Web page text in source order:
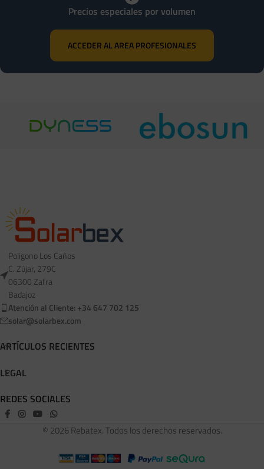
Precios especiales por volumen
ACCEDER AL AREA PROFESIONALES
Poligono Los Caños
C. Zújar, 279C
06300 Zafra
Badajoz
Atención al Cliente: +34 647 702 125
solar@solarbex.com
ARTÍCULOS RECIENTES
LEGAL
REDES SOCIALES
© 2026 Rebatex. Todos los derechos reservados.